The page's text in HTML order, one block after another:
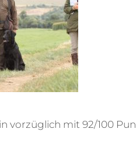
vorzüglich mit 92/100